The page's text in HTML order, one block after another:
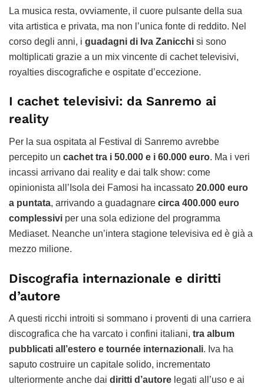
La musica resta, ovviamente, il cuore pulsante della sua
vita artistica e privata, ma non l’unica fonte di reddito. Nel
corso degli anni, i guadagni di Iva Zanicchi si sono
moltiplicati grazie a un mix vincente di cachet televisivi,
royalties discografiche e ospitate d’eccezione.
I cachet televisivi: da Sanremo ai
reality
Per la sua ospitata al Festival di Sanremo avrebbe
percepito un cachet tra i 50.000 e i 60.000 euro. Ma i veri
incassi arrivano dai reality e dai talk show: come
opinionista all’Isola dei Famosi ha incassato 20.000 euro
a puntata, arrivando a guadagnare circa 400.000 euro
complessivi per una sola edizione del programma
Mediaset. Neanche un’intera stagione televisiva ed è già a
mezzo milione.
Discografia internazionale e diritti
d’autore
A questi ricchi introiti si sommano i proventi di una carriera
discografica che ha varcato i confini italiani, tra album
pubblicati all’estero e tournée internazionali. Iva ha
saputo costruire un capitale solido, incrementato
ulteriormente anche dai diritti d’autore legati all’uso e ai